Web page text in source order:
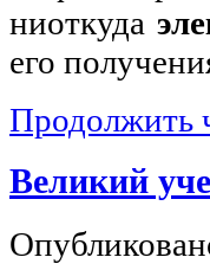
ниоткуда
его
Продолжить
Великий